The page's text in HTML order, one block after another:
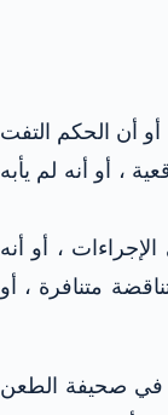
أن الحكم التفت
، أو أنه لم يأبه
، أو أنه
متنافرة ، أو
في صحيفة الطعن